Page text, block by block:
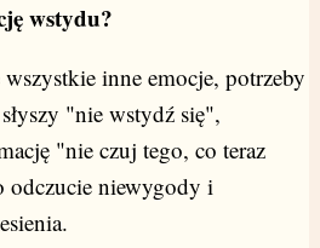
wstydu?
inne emocje, potrzeby
"nie wstydź się",
"nie czuj tego, co teraz
odczucie niewygody i